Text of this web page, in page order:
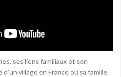
ses liens familiaux et son
village en France où sa famille